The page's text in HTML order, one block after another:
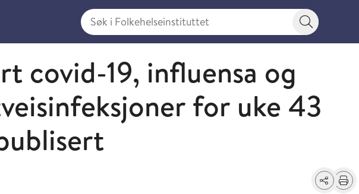
Søk i Folkehelseinstituttet
Søkeknapp
2022
covid-19, influensa og
for uke 43
Del Skriv ut